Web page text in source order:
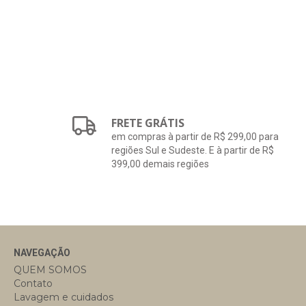
FRETE GRÁTIS
em compras à partir de R$ 299,00 para
regiões Sul e Sudeste. E à partir de R$
399,00 demais regiões
NAVEGAÇÃO
QUEM SOMOS
Contato
Lavagem e cuidados